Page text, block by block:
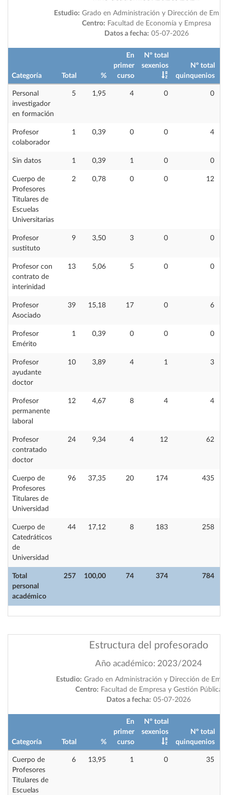
Estudio: Grado en Administración y Dirección de
Centro: Facultad de Economía y Empresa
Datos a fecha: 05-07-2026
Categoría Total %
En
primer
curso
Nº total
sexenios
Nº total
quinquenios
Total
personal
académico
257 100,00 74 374 784
Personal
investigador
en formación
5 1,95 4 0 0
Profesor
colaborador
1 0,39 0 0 4
Sin datos 1 0,39 1 0 0
Cuerpo de
Profesores
Titulares de
Escuelas
Universitarias
2 0,78 0 0 12
Profesor
sustituto
9 3,50 3 0 0
Profesor con
contrato de
interinidad
13 5,06 5 0 0
Profesor
Asociado
39 15,18 17 0 6
Profesor
Emérito
1 0,39 0 0 0
Profesor
ayudante
doctor
10 3,89 4 1 3
Profesor
permanente
laboral
12 4,67 8 4 4
Profesor
contratado
doctor
24 9,34 4 12 62
Cuerpo de
Profesores
Titulares de
Universidad
96 37,35 20 174 435
Cuerpo de
Catedráticos
de
Universidad
44 17,12 8 183 258
Estructura del profesorado
Año académico: 2023/2024
Estudio: Grado en Administración y Dirección de
Centro: Facultad de Empresa y Gestión Pública
Datos a fecha: 05-07-2026
Categoría Total %
En
primer
curso
Nº total
sexenios
Nº total
quinquenios
Cuerpo de
Profesores
Titulares de
Escuelas
6 13,95 1 0 35